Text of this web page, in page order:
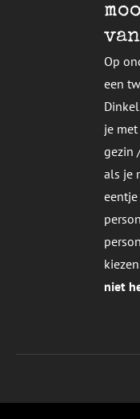
Op
een
je
gezin
als je
niet